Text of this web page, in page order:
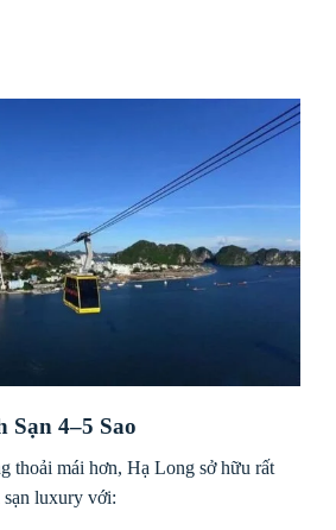
Sạn 4–5 Sao
thoải mái hơn, Hạ Long sở hữu rất
sạn luxury với: